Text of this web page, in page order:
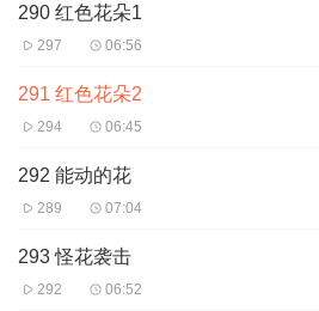
290 红色花朵1
297 06:56
291 红色花朵2
294 06:45
292 能动的花
289 07:04
293 怪花袭击
292 06:52